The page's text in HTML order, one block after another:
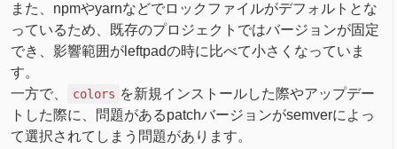
また、npmやyarnなどでロックファイルがデフォルトとな
っているため、既存のプロジェクトではバージョンが固定
でき、影響範囲がleftpadの時に比べて小さくなっていま
す。
一方で、
colors を新規インストールした際やアップデー
トした際に、問題があるpatchバージョンがsemverによっ
て選択されてしまう問題があります。